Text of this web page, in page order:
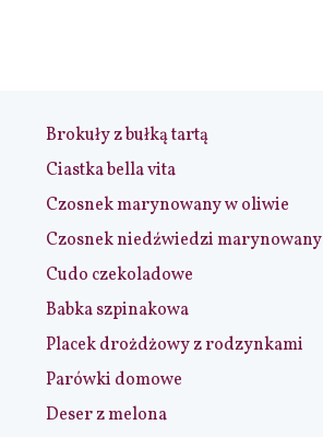
Brokuły z bułką tartą
Ciastka bella vita
Czosnek marynowany w oliwie
Czosnek niedźwiedzi marynowany
Cudo czekoladowe
Babka szpinakowa
Placek drożdżowy z rodzynkami
Parówki domowe
Deser z melona